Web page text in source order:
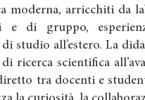
moderna, arricchiti da
e di gruppo,
studio all’estero. La
ricerca scientifica
tra docenti e